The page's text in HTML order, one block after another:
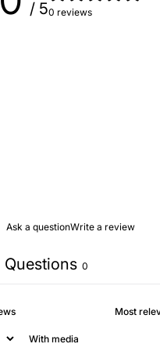
/ 50 reviews
Ask a questionWrite a review
Questions 0
With media